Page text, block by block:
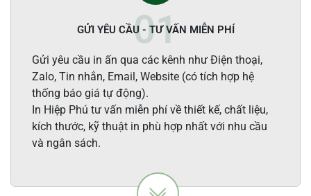
GỬI YÊU CẦU - TƯ VẤN MIỄN PHÍ
Gửi yêu cầu in ấn qua các kênh như Điện thoại,
Zalo, Tin nhắn, Email, Website (có tích hợp hệ
thống báo giá tự động).
In Hiệp Phú tư vấn miễn phí về thiết kế, chất liệu,
kích thước, kỹ thuật in phù hợp nhất với nhu cầu
và ngân sách.